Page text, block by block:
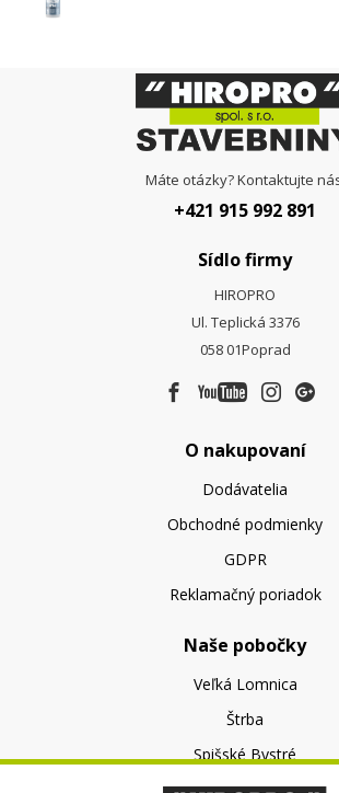
Máte otázky? Kontaktujte
+421 915 992 891
Sídlo firmy
HIROPRO
Ul. Teplická 3376
058 01Poprad
O nakupovaní
Dodávatelia
Obchodné podmienky
GDPR
Reklamačný poriadok
Naše pobočky
Veľká Lomnica
Štrba
Spišské Bystré